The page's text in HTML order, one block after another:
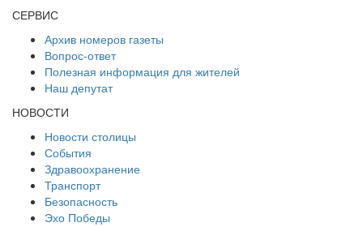
СЕРВИС
Архив номеров газеты
Вопрос-ответ
Полезная информация для жителей
Наш депутат
НОВОСТИ
Новости столицы
События
Здравоохранение
Транспорт
Безопасность
Эхо Победы